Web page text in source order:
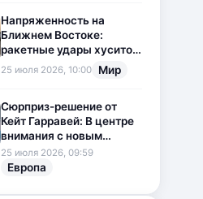
Напряженность на
Ближнем Востоке:
ракетные удары хуситов
по Саудовской Аравии
загоняют ситуацию в
25 июля 2026, 10:00 Мир
Сюрприз-решение от
Кейт Гарравей: В центре
внимания с новым
любовным
приключением
25 июля 2026, 09:59
Европа